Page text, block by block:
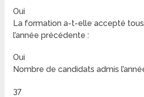
Oui
La formation a-t-elle accepté
l’année précédente :
Oui
Nombre de candidats admis
37